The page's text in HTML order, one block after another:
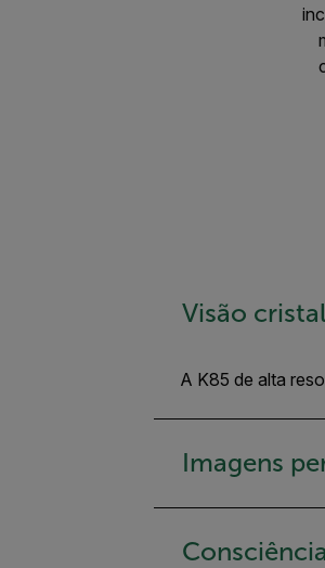
Visão
A K85 de alta
Imagens